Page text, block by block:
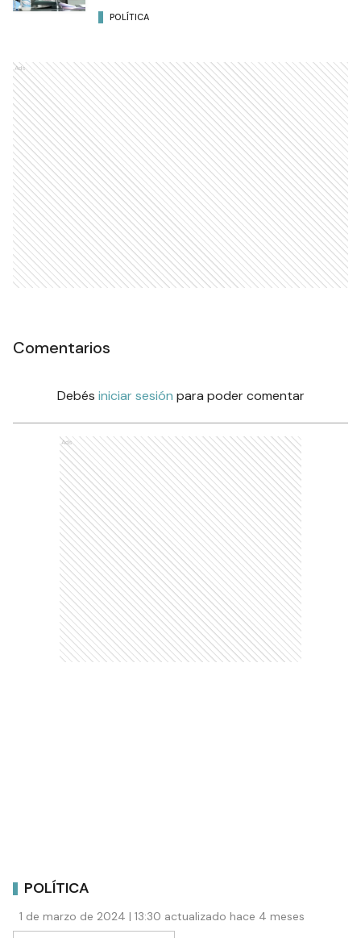
POLÍTICA
Ads
Comentarios
Debés iniciar sesión para poder comentar
Ads
POLÍTICA
1 de marzo de 2024 | 13:30 actualizado hace 4 meses